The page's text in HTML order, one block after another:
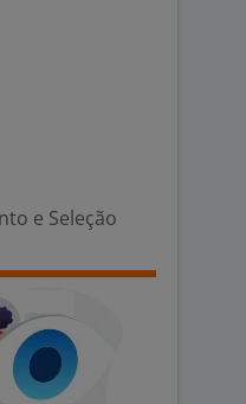
e Seleção